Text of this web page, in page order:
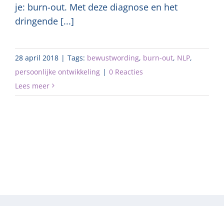
je: burn-out. Met deze diagnose en het
dringende [...]
28 april 2018 | Tags: bewustwording, burn-out, NLP,
persoonlijke ontwikkeling | 0 Reacties
Lees meer